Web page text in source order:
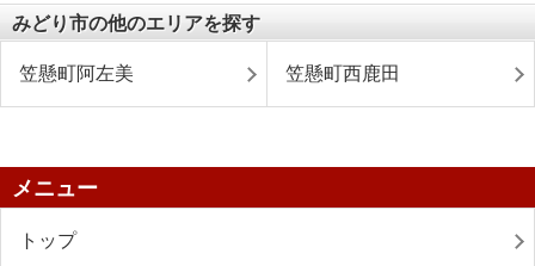
みどり市の他のエリアを探す
笠懸町阿左美 笠懸町西鹿田
メニュー
トップ